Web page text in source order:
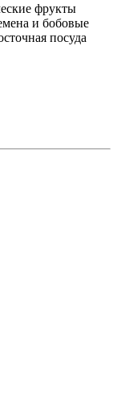
фрукты
и бобовые
посуда